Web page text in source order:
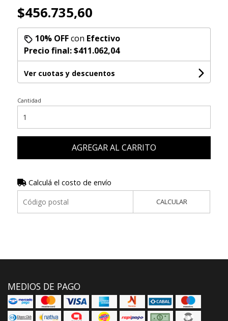
$456.735,60
10% OFFcon Efectivo
Precio final:$411.062,04
Ver cuotas y descuentos
Cantidad
AGREGAR AL CARRITO
Calculá el costo de envío
CALCULAR
MEDIOS DE PAGO